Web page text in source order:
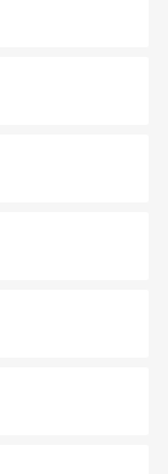
外せないスポット